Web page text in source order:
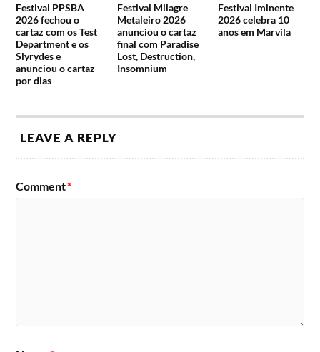
Festival PPSBA
2026 fechou o
cartaz com os Test
Department e os
Slyrydes e
anunciou o cartaz
por dias
Festival Milagre
Metaleiro 2026
anunciou o cartaz
final com Paradise
Lost, Destruction,
Insomnium
Festival Iminente
2026 celebra 10
anos em Marvila
LEAVE A REPLY
Comment*